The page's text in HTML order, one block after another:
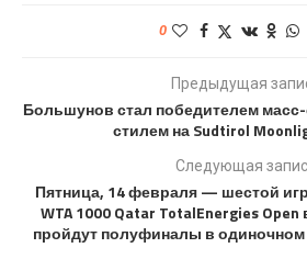
0
Предыдущая
Большунов стал победителем
стилем на Sudtirol
Следующая
Пятница, 14 февраля — шестой
WTA 1000 Qatar TotalEnergies
пройдут полуфиналы в одиночном